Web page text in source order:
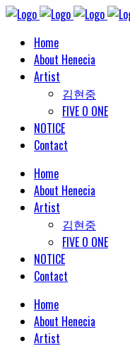
Home
About Henecia
Artist
김현중
FIVE O ONE
NOTICE
Contact
Home
About Henecia
Artist
김현중
FIVE O ONE
NOTICE
Contact
Home
About Henecia
Artist